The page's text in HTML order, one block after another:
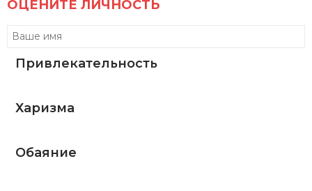
ОЦЕНИТЕ ЛИЧНОСТЬ
Привлекательность
Харизма
Обаяние